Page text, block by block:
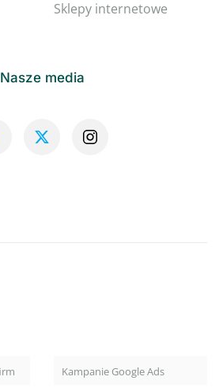
Sklepy internetowe
Nasze media
Kampanie Google Ads